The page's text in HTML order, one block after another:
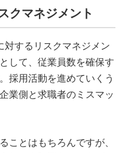
クマネジメント
対するリスクマネジメン
して、従業員数を確保す
採用活動を進めていくう
業側と求職者のミスマッ
ことはもちろんですが、